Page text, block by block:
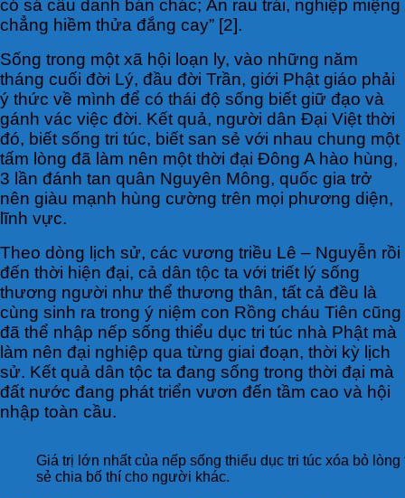
có sá cầu danh bán chác; Ăn rau trái, nghiệp miệng
chẳng hiềm thửa đắng cay” [2].
Sống trong một xã hội loạn ly, vào những năm
tháng cuối đời Lý, đầu đời Trần, giới Phật giáo phải
ý thức về mình để có thái độ sống biết giữ đạo và
gánh vác việc đời. Kết quả, người dân Đại Việt thời
đó, biết sống tri túc, biết san sẻ với nhau chung một
tấm lòng đã làm nên một thời đại Đông A hào hùng,
3 lần đánh tan quân Nguyên Mông, quốc gia trở
nên giàu mạnh hùng cường trên mọi phương diện,
lĩnh vực.
Theo dòng lịch sử, các vương triều Lê – Nguyễn rồi
đến thời hiện đại, cả dân tộc ta với triết lý sống
thương người như thể thương thân, tất cả đều là
cùng sinh ra trong ý niệm con Rồng cháu Tiên cũng
đã thể nhập nếp sống thiểu dục tri túc nhà Phật mà
làm nên đại nghiệp qua từng giai đoạn, thời kỳ lịch
sử. Kết quả dân tộc ta đang sống trong thời đại mà
đất nước đang phát triển vươn đến tầm cao và hội
nhập toàn cầu.
Giá trị lớn nhất của nếp sống thiểu dục tri túc xóa bỏ
sẻ chia bố thí cho người khác.